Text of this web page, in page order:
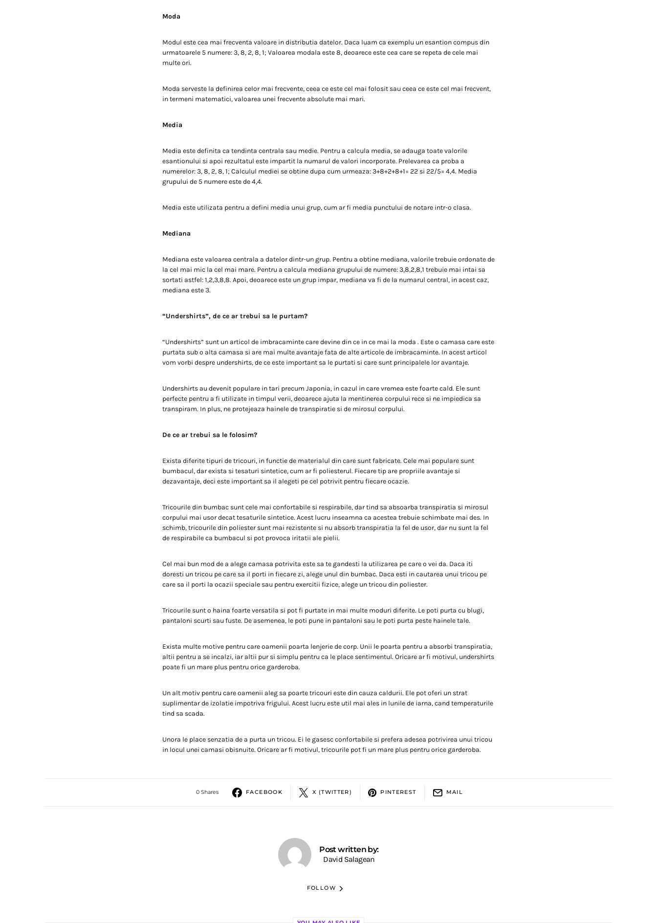
Moda
Modul este cea mai frecventa valoare in distributia datelor. Daca luam ca exemplu un esantion compus din
urmatoarele 5 numere: 3, 8, 2, 8, 1; Valoarea modala este 8, deoarece este cea care se repeta de cele mai
multe ori.
Moda serveste la definirea celor mai frecvente, ceea ce este cel mai folosit sau ceea ce este cel mai frecvent,
in termeni matematici, valoarea unei frecvente absolute mai mari.
Media
Media este definita ca tendinta centrala sau medie. Pentru a calcula media, se adauga toate valorile
esantionului si apoi rezultatul este impartit la numarul de valori incorporate. Prelevarea ca proba a
numerelor: 3, 8, 2, 8, 1; Calculul mediei se obtine dupa cum urmeaza: 3+8+2+8+1= 22 si 22/5= 4,4. Media
grupului de 5 numere este de 4,4.
Media este utilizata pentru a defini media unui grup, cum ar fi media punctului de notare intr-o clasa.
Mediana
Mediana este valoarea centrala a datelor dintr-un grup. Pentru a obtine mediana, valorile trebuie ordonate de
la cel mai mic la cel mai mare. Pentru a calcula mediana grupului de numere: 3,8,2,8,1 trebuie mai intai sa
sortati astfel: 1,2,3,8,8. Apoi, deoarece este un grup impar, mediana va fi de la numarul central, in acest caz,
mediana este 3.
“Undershirts”, de ce ar trebui sa le purtam?
“Undershirts” sunt un articol de imbracaminte care devine din ce in ce mai la moda . Este o camasa care este
purtata sub o alta camasa si are mai multe avantaje fata de alte articole de imbracaminte. In acest articol
vom vorbi despre undershirts, de ce este important sa le purtati si care sunt principalele lor avantaje.
Undershirts au devenit populare in tari precum Japonia, in cazul in care vremea este foarte cald. Ele sunt
perfecte pentru a fi utilizate in timpul verii, deoarece ajuta la mentinerea corpului rece si ne impiedica sa
transpiram. In plus, ne protejeaza hainele de transpiratie si de mirosul corpului.
De ce ar trebui sa le folosim?
Exista diferite tipuri de tricouri, in functie de materialul din care sunt fabricate. Cele mai populare sunt
bumbacul, dar exista si tesaturi sintetice, cum ar fi poliesterul. Fiecare tip are propriile avantaje si
dezavantaje, deci este important sa il alegeti pe cel potrivit pentru fiecare ocazie.
Tricourile din bumbac sunt cele mai confortabile si respirabile, dar tind sa absoarba transpiratia si mirosul
corpului mai usor decat tesaturile sintetice. Acest lucru inseamna ca acestea trebuie schimbate mai des. In
schimb, tricourile din poliester sunt mai rezistente si nu absorb transpiratia la fel de usor, dar nu sunt la fel
de respirabile ca bumbacul si pot provoca iritatii ale pielii.
Cel mai bun mod de a alege camasa potrivita este sa te gandesti la utilizarea pe care o vei da. Daca iti
doresti un tricou pe care sa il porti in fiecare zi, alege unul din bumbac. Daca esti in cautarea unui tricou pe
care sa il porti la ocazii speciale sau pentru exercitii fizice, alege un tricou din poliester.
Tricourile sunt o haina foarte versatila si pot fi purtate in mai multe moduri diferite. Le poti purta cu blugi,
pantaloni scurti sau fuste. De asemenea, le poti pune in pantaloni sau le poti purta peste hainele tale.
Exista multe motive pentru care oamenii poarta lenjerie de corp. Unii le poarta pentru a absorbi transpiratia,
altii pentru a se incalzi, iar altii pur si simplu pentru ca le place sentimentul. Oricare ar fi motivul, undershirts
poate fi un mare plus pentru orice garderoba.
Un alt motiv pentru care oamenii aleg sa poarte tricouri este din cauza caldurii. Ele pot oferi un strat
suplimentar de izolatie impotriva frigului. Acest lucru este util mai ales in lunile de iarna, cand temperaturile
tind sa scada.
Unora le place senzatia de a purta un tricou. Ei le gasesc confortabile si prefera adesea potrivirea unui tricou
in locul unei camasi obisnuite. Oricare ar fi motivul, tricourile pot fi un mare plus pentru orice garderoba.
0 Shares FACEBOOK X (TWITTER) PINTEREST MAIL
Post written by:
David Salagean
FOLLOW